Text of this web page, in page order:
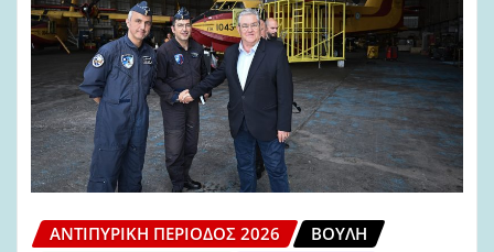
ΑΝΤΙΠΥΡΙΚΉ ΠΕΡΊΟΔΟΣ 2026
ΒΟΥΛΉ